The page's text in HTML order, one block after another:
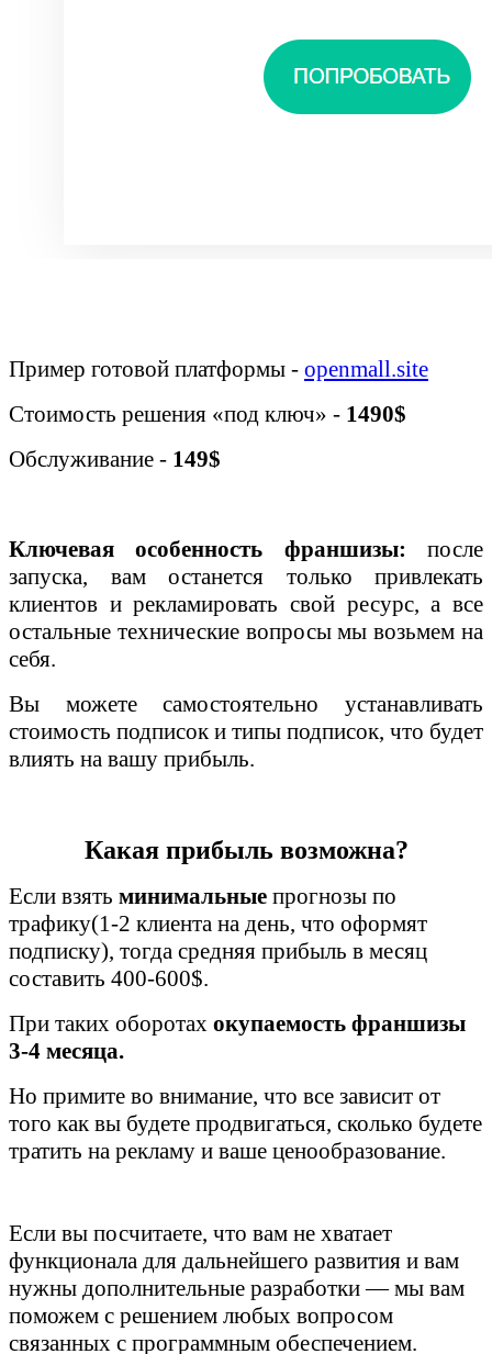
Пример готовой платформы - openmall.site
Стоимость решения «под ключ» - 1490$
Обслуживание - 149$
Ключевая особенность франшизы:
после
запуска, вам останется только привлекать
клиентов и рекламировать свой ресурс,а все
остальные технические вопросы мы возьмем на
себя.
Вы можете самостоятельно устанавливать
стоимость подписок и типы подписок, что будет
влиять на вашу прибыль.
Какая прибыль возможна?
Если взять минимальные прогнозы по
трафику(1-2 клиента на день, что оформят
подписку), тогда средняя прибыль в месяц
составить 400-600$.
При таких оборотах окупаемость франшизы
3-4 месяца.
Но примите во внимание, что все зависит от
того как вы будете продвигаться, сколько будете
тратить на рекламу и ваше ценообразование.
Если вы посчитаете, что вам не хватает
функционала для дальнейшего развития и вам
нужны дополнительные разработки — мы вам
поможем с решением любых вопросом
связанных с программным обеспечением.